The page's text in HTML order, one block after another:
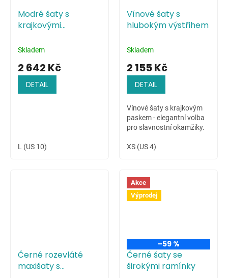
Modré šaty s
krajkovými
Skladem
2 642 Kč
DETAIL
L (US 10)
Vínové šaty s
hlubokým výstřihem
Skladem
2 155 Kč
DETAIL
Vínové šaty s krajkovým
paskem - elegantní volba
pro slavnostní okamžiky.
XS (US 4)
Černé rozevláté
maxišaty s
Akce
Výprodej
–59 %
Černé šaty se
širokými ramínky